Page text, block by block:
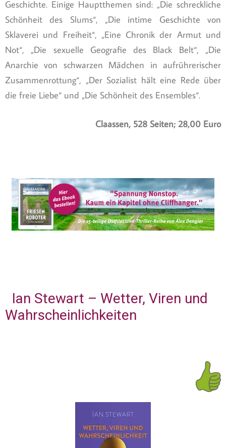
Geschichte. Einige Hauptthemen sind: „Die schreckliche
Schönheit des Slums“, „Die intime Geschichte von
Sklaverei und Freiheit“, „Eine Chronik der Armut und
Not“, „Die sexuelle Geografie des Black Belt“, „Die
Anarchie von schwarzen Mädchen in aufrührerischer
Zusammenrottung“, „Der Sozialist hält eine Rede über
die freie Liebe“ und „Die Schönheit des Ensembles“.
Claassen, 528 Seiten; 28,00 Euro
Ian Stewart – Wetter, Viren und
Wahrscheinlichkeiten